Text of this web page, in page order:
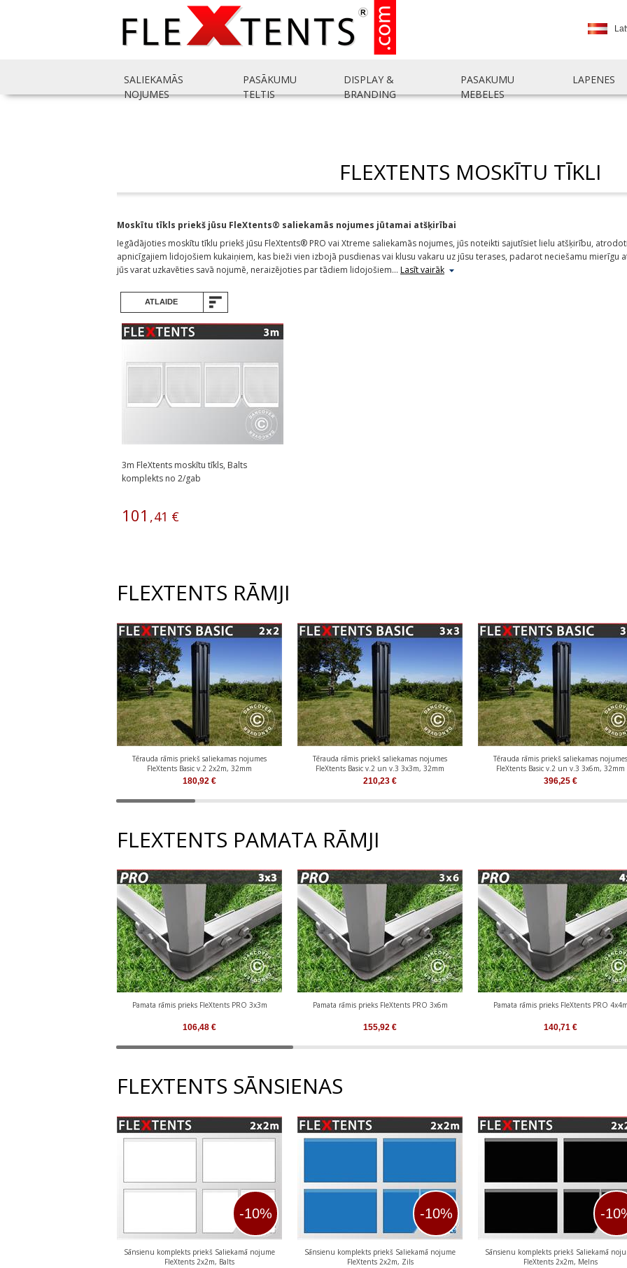
SALIEKAMĀS
NOJUMES
PASĀKUMU
TELTIS
DISPLAY &
BRANDING
PASAKUMU
MEBELES
LAPENES
FLEXTENTS MOSKĪTU TĪKLI
Moskītu tīkls priekš jūsu FleXtents® saliekamās nojumes jūtamai atšķirībai
Iegādājoties moskītu tīklu priekš jūsu FleXtents® PRO vai Xtreme saliekamās nojumes, jūs noteikti sajutīsiet lielu atšķirību,
apnicīgajiem lidojošiem kukaiņiem, kas bieži vien izbojā pusdienas vai klusu vakaru uz jūsu terases, padarot neciešamu mierīgu
jūs varat uzkavēties savā nojumē, neraizējoties par tādiem lidojošiem… Lasīt vairāk
ATLAIDE
3m FleXtents moskītu tīkls, Balts
komplekts no 2/gab
101 ,41 €
FLEXTENTS RĀMJI
Tērauda rāmis priekš saliekamas nojumes
FleXtents Basic v.2 2x2m, 32mm
180,92 €
Tērauda rāmis priekš saliekamas nojumes
FleXtents Basic v.2 un v.3 3x3m, 32mm
210,23 €
Tērauda rāmis priekš saliekamas nojumes
FleXtents Basic v.2 un v.3 3x6m, 32mm
396,25 €
FLEXTENTS PAMATA RĀMJI
Pamata rāmis prieks FleXtents PRO 3x3m
106,48 €
Pamata rāmis prieks FleXtents PRO 3x6m
155,92 €
Pamata rāmis prieks FleXtents PRO 4x4m
140,71 €
FLEXTENTS SĀNSIENAS
-10%
Sānsienu komplekts priekš Saliekamā nojume
FleXtents 2x2m, Balts
-10%
Sānsienu komplekts priekš Saliekamā nojume
FleXtents 2x2m, Zils
-
Sānsienu komplekts priekš Saliekamā
FleXtents 2x2m, Melns